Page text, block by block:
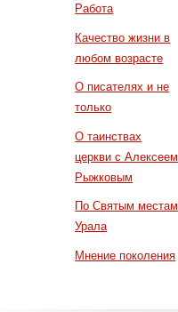
Работа
Качество жизни в
любом возрасте
О писателях и не
только
О таинствах
церкви с Алексеем
Рыжковым
По Святым местам
Урала
Мнение поколения